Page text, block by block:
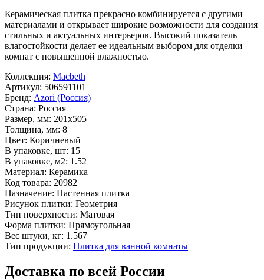
Керамическая плитка прекрасно комбинируется с другими
материалами и открывает широкие возможности для создания
стильных и актуальных интерьеров. Высокий показатель
влагостойкости делает ее идеальным выбором для отделки
комнат с повышенной влажностью.
Коллекция: Macbeth
Артикул: 506591101
Бренд: Azori (Россия)
Страна: Россия
Размер, мм: 201x505
Толщина, мм: 8
Цвет: Коричневый
В упаковке, шт: 15
В упаковке, м2: 1.52
Материал: Керамика
Код товара: 20982
Назначение: Настенная плитка
Рисунок плитки: Геометрия
Тип поверхности: Матовая
Форма плитки: Прямоугольная
Вес штуки, кг: 1.567
Тип продукции: Плитка для ванной комнаты
Доставка по всей России